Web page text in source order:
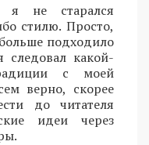
я не старался
стилю. Просто,
подходило
следовал какой-
с моей
верно, скорее
до читателя
идеи через